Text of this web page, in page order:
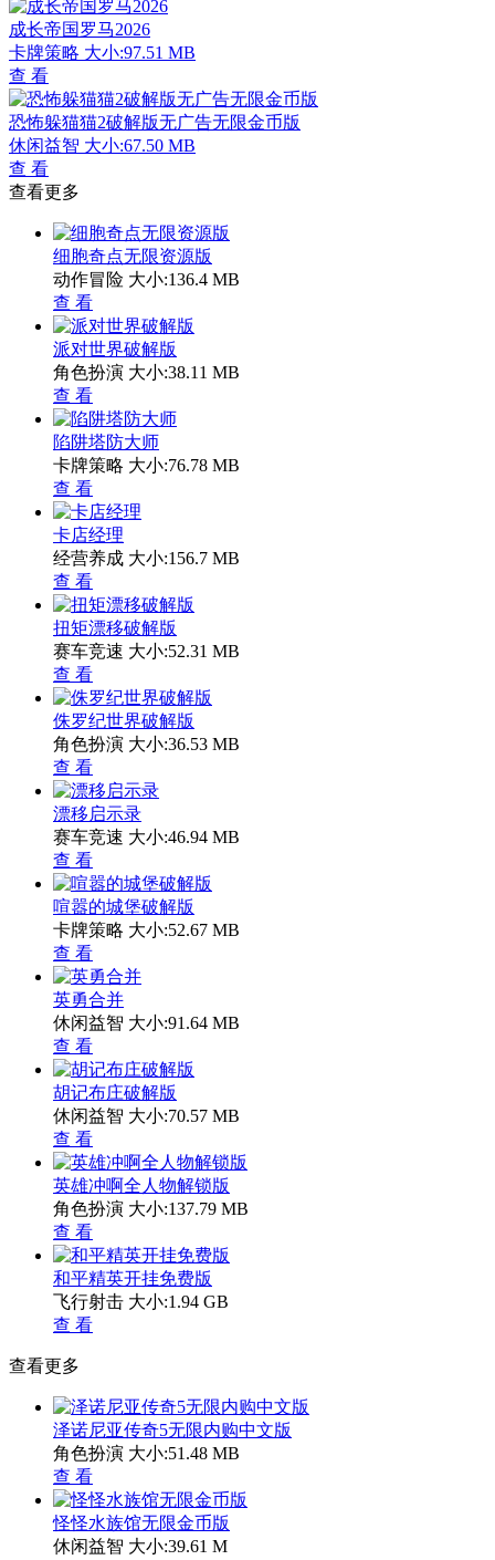
成长帝国罗马2026
卡牌策略 大小:97.51 MB
查 看
恐怖躲猫猫2破解版无广告无限金币版
休闲益智 大小:67.50 MB
查 看
查看更多
细胞奇点无限资源版
动作冒险 大小:136.4 MB
查 看
派对世界破解版
角色扮演 大小:38.11 MB
查 看
陷阱塔防大师
卡牌策略 大小:76.78 MB
查 看
卡店经理
经营养成 大小:156.7 MB
查 看
扭矩漂移破解版
赛车竞速 大小:52.31 MB
查 看
侏罗纪世界破解版
角色扮演 大小:36.53 MB
查 看
漂移启示录
赛车竞速 大小:46.94 MB
查 看
喧嚣的城堡破解版
卡牌策略 大小:52.67 MB
查 看
英勇合并
休闲益智 大小:91.64 MB
查 看
胡记布庄破解版
休闲益智 大小:70.57 MB
查 看
英雄冲啊全人物解锁版
角色扮演 大小:137.79 MB
查 看
和平精英开挂免费版
飞行射击 大小:1.94 GB
查 看
查看更多
泽诺尼亚传奇5无限内购中文版
角色扮演 大小:51.48 MB
查 看
怪怪水族馆无限金币版
休闲益智 大小:39.61 M